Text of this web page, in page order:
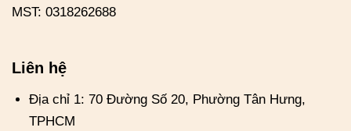
MST: 0318262688
Liên hệ
Địa chỉ 1: 70 Đường Số 20, Phường Tân Hưng,
TPHCM